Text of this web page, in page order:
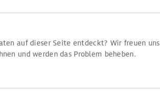
auf dieser Seite entdeckt? Wir freuen uns
und werden das Problem beheben.